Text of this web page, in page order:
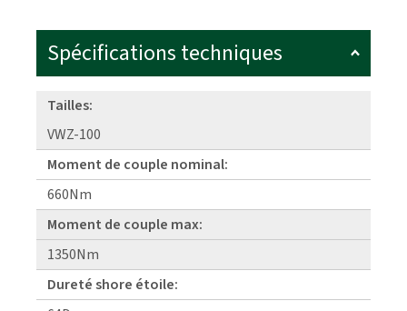
Spécifications techniques
Tailles:
VWZ-100
Moment de couple nominal:
660Nm
Moment de couple max:
1350Nm
Dureté shore étoile: